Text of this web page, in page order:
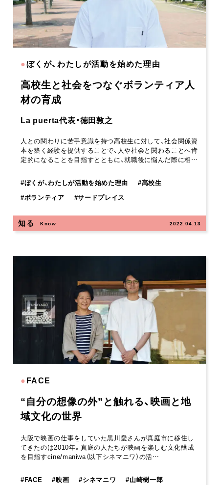
●ぼくが、わたしが活動を始めた理由
高校生と社会をつなぐボランティア人
材の育成
La puerta代表・徳田敦之
人との関わりに苦手意識を持つ高校生に対して、社会関係資
本を築く経験を提供することで、人や社会と関わることへ肯
定的になることを目指すとともに、就職後に悩んだ際に相…
#ぼくが、わたしが活動を始めた理由 #高校生
#ボランティア #サードプレイス
知る Know 2022.04.13
●FACE
“自分の想像の外”と触れる、映画と地
域文化の世界
大阪で映画の仕事をしていた黒川愛さんが真庭市に移住し
てきたのは2010年。真庭の人たちが映画を楽しむ文化醸成
を目指すcine/maniwa（以下シネマニワ）の活…
#FACE #映画 #シネマニワ #山崎樹一郎